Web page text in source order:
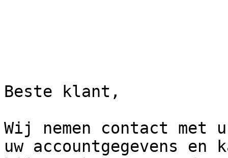
Beste klant,
Wij nemen contact met
uw accountgegevens en